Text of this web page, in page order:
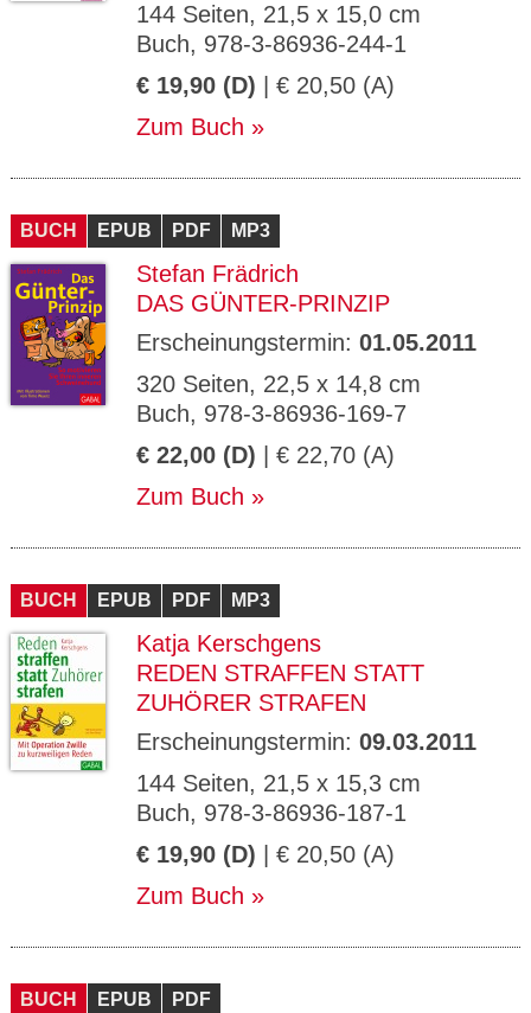
144 Seiten, 21,5 x 15,0 cm
Buch, 978-3-86936-244-1
€ 19,90 (D) | € 20,50 (A)
Zum Buch
BUCH EPUB PDF MP3
Stefan Frädrich
DAS GÜNTER-PRINZIP
Erscheinungstermin: 01.05.2011
320 Seiten, 22,5 x 14,8 cm
Buch, 978-3-86936-169-7
€ 22,00 (D) | € 22,70 (A)
Zum Buch
BUCH EPUB PDF MP3
Katja Kerschgens
REDEN STRAFFEN STATT
ZUHÖRER STRAFEN
Erscheinungstermin: 09.03.2011
144 Seiten, 21,5 x 15,3 cm
Buch, 978-3-86936-187-1
€ 19,90 (D) | € 20,50 (A)
Zum Buch
BUCH EPUB PDF